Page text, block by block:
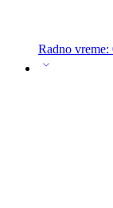
Radno vreme: